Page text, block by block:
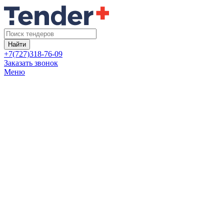
Найти
+7(727)318-76-09
Заказать звонок
Меню